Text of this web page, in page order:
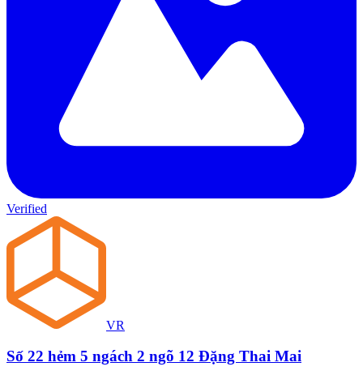
Verified
VR
Số 22 hẻm 5 ngách 2 ngõ 12 Đặng Thai Mai